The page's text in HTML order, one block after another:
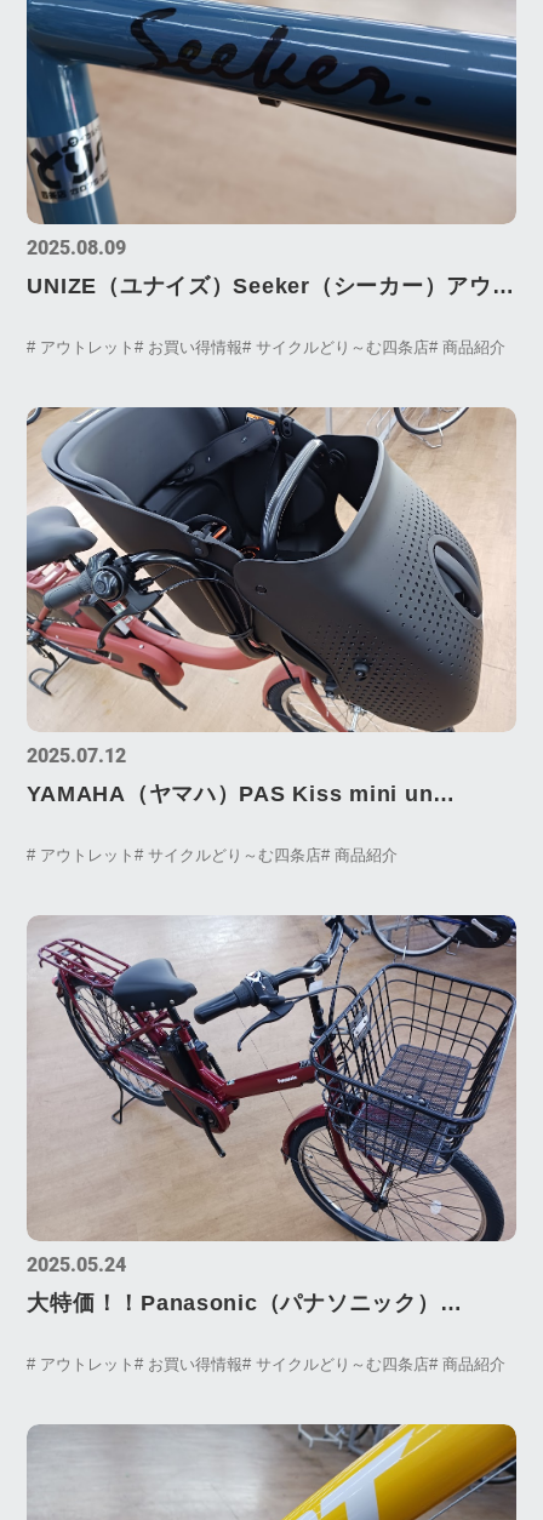
2025.08.09
UNIZE（ユナイズ）Seeker（シーカー）アウト
# アウトレット# お買い得情報# サイクルどり～む四条店# 商品紹介
2025.07.12
YAMAHA（ヤマハ）PAS Kiss mini un
# アウトレット# サイクルどり～む四条店# 商品紹介
2025.05.24
大特価！！Panasonic（パナソニック）
# アウトレット# お買い得情報# サイクルどり～む四条店# 商品紹介